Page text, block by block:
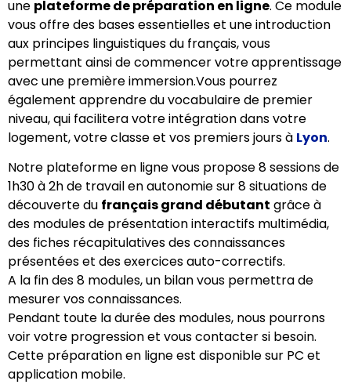
une plateforme de préparation en ligne. Ce module
vous offre des bases essentielles et une introduction
aux principes linguistiques du français, vous
permettant ainsi de commencer votre apprentissage
avec une première immersion.Vous pourrez
également apprendre du vocabulaire de premier
niveau, qui facilitera votre intégration dans votre
logement, votre classe et vos premiers jours à Lyon.
Notre plateforme en ligne vous propose 8 sessions de
1h30 à 2h de travail en autonomie sur 8 situations de
découverte du français grand débutant grâce à
des modules de présentation interactifs multimédia,
des fiches récapitulatives des connaissances
présentées et des exercices auto-correctifs.
A la fin des 8 modules, un bilan vous permettra de
mesurer vos connaissances.
Pendant toute la durée des modules, nous pourrons
voir votre progression et vous contacter si besoin.
Cette préparation en ligne est disponible sur PC et
application mobile.